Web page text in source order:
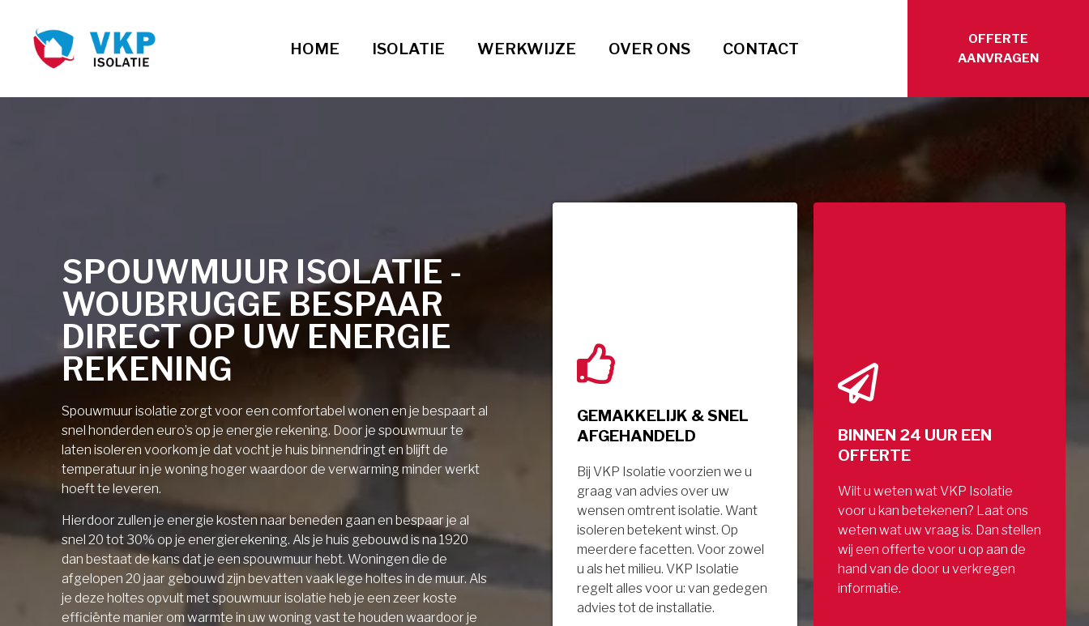
HOME ISOLATIE WERKWIJZE OVER ONS CONTACT
OFFERTE
AANVRAGEN
SPOUWMUUR ISOLATIE -
WOUBRUGGE BESPAAR
DIRECT OP UW ENERGIE
REKENING
Spouwmuur isolatie zorgt voor een comfortabel wonen en je bespaart al
snel honderden euro’s op je energie rekening. Door je spouwmuur te
laten isoleren voorkom je dat vocht je huis binnendringt en blijft de
temperatuur in je woning hoger waardoor de verwarming minder werkt
hoeft te leveren.
Hierdoor zullen je energie kosten naar beneden gaan en bespaar je al
snel 20 tot 30% op je energierekening. Als je huis gebouwd is na 1920
dan bestaat de kans dat je een spouwmuur hebt. Woningen die de
afgelopen 20 jaar gebouwd zijn bevatten vaak lege holtes in de muur. Als
je deze holtes opvult met spouwmuur isolatie heb je een zeer koste
efficiënte manier om warmte in uw woning vast te houden waardoor je
GEMAKKELIJK & SNEL
AFGEHANDELD
Bij VKP Isolatie voorzien we u
graag van advies over uw
wensen omtrent isolatie. Want
isoleren betekent winst. Op
meerdere facetten. Voor zowel
u als het milieu. VKP Isolatie
regelt alles voor u: van gedegen
advies tot de installatie.
BINNEN 24 UUR EEN
OFFERTE
Wilt u weten wat VKP Isolatie
voor u kan betekenen? Laat ons
weten wat uw vraag is. Dan stellen
wij een offerte voor u op aan de
hand van de door u verkregen
informatie.